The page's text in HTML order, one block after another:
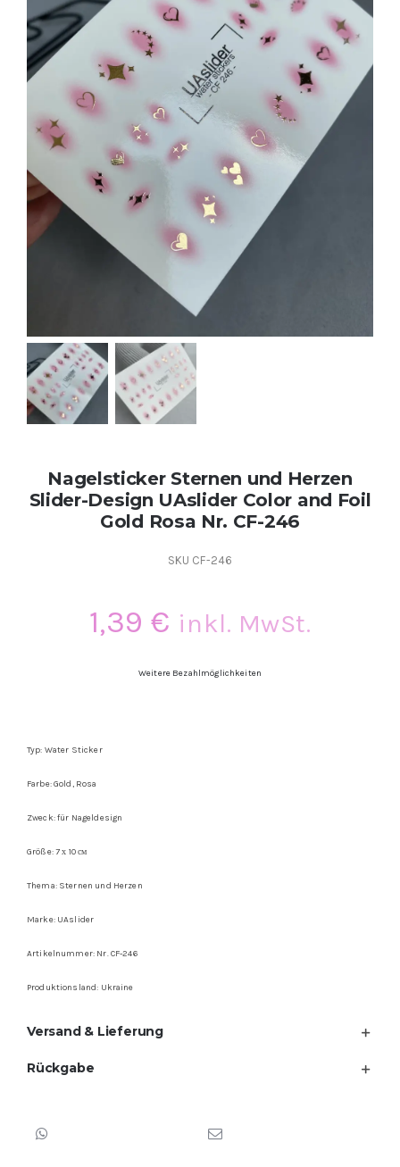
Kontakt
Kundenbewertungen
Über uns
Nagelsticker Sternen und Herzen
Slider-Design UAslider Color and Foil
Gold Rosa Nr. CF-246
SKU CF-246
1,39€ inkl. MwSt.
Weitere Bezahlmöglichkeiten
Typ: Water Sticker
Farbe: Gold, Rosa
Zweck: für Nageldesign
Größe: 7 х 10 см
Thema: Sternen und Herzen
Marke: UAslider
Artikelnummer: Nr. CF-246
Produktionsland: Ukraine
Versand & Lieferung
Rückgabe